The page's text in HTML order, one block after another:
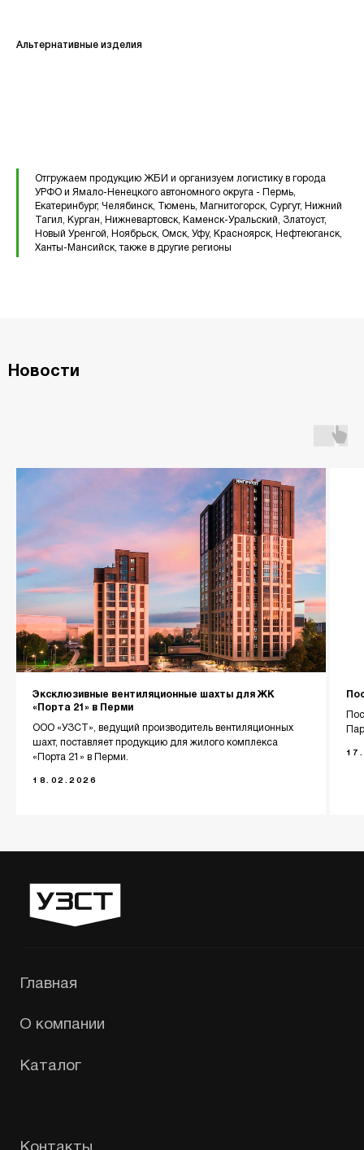
Альтернативные изделия
Отгружаем продукцию ЖБИ и организуем логистику в города
УРФО и Ямало-Ненецкого автономного округа - Пермь,
Екатеринбург, Челябинск, Тюмень, Магнитогорск, Сургут, Нижний
Тагил, Курган, Нижневартовск, Каменск-Уральский, Златоуст,
Новый Уренгой, Ноябрьск, Омск, Уфу, Красноярск, Нефтеюганск,
Ханты-Мансийск, также в другие регионы
Новости
Эксклюзивные вентиляционные шахты для ЖК
«Порта 21» в Перми
ООО «УЗСТ», ведущий производитель вентиляционных
шахт, поставляет продукцию для жилого комплекса
«Порта 21» в Перми.
18.02.2026
Политика конфиденциальности
+7 (343) 227-22-20
info@1uzst.ru
Главная
О компании
Контакты
Перемычки железобетонные
Каталог
«УЗСТ» 2026
Сайт сделали — СайтДирект
Плиты перекрытия ПК
Перемычки полистиролбетонные